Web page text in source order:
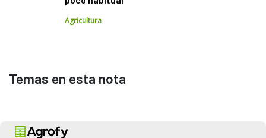
Agricultura
Temas en esta nota